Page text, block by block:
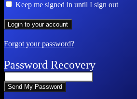
Keep me signed in until I sign out
Forgot your password?
Password Recovery